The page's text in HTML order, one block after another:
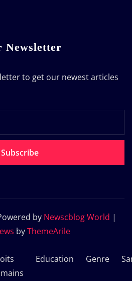
Newsletter
to get our newest articles
Subscribe
by Newscblog World |
byThemeArile
Education Genre